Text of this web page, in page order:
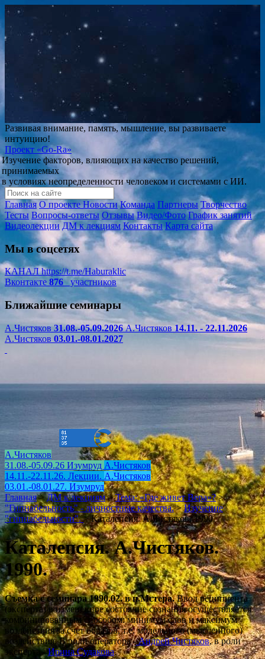
Развивая внимание, память, мышление, вы развиваете
интуицию!
Проект «Go-Ra»
Изучение факторов, влияющих на качество решений,
принимаемых
в условиях неопределенности человеком и системами с ИИ.
Главная О проектеНовости Команда Партнеры Творчество
Тесты Вопросы-ответы Отзывы Видео/Фото График занятий
Видеолекции ДМ к лекциям Контакты Карта сайта
Мы в соцсетях
КАНАЛhttps://t.me/Haburaklic
Вконтакте 876участников
Ближайшие семинары
А.Чистяков31.08.-05.09.2026 А.Чистяков14.11. - 22.11.2026
А.Чистяков 03.01.-08.01.2027
А.Чистяков
31.08.-05.09.26 Изумруд А.Чистяков
14.11.-22.11.26. Лекции. А.Чистяков
03.01.-08.01.27. Изумруд
Главная > ДМ к лекциям > Тема: «Где живет Вера»? >
"Гипнабельность" - личностные качества. > Изучение
"гипнабельности".> Каталепсия. А.Чистяков. 1990.
Каталепсия. А.Чистяков.
1990.
Съемка с семинара 1990.02. в п.Мстера.Ввод реципиента
(эксперта) в измененное состояние сознания осуществляется
комбинированным способом: минимум слов и максимум
воздействия за счет образов, т.е. модельного (мысленного)
воздействия. В роли оператора - Андрей Чистяков, в роли
эксперта -Ирина Судакова.